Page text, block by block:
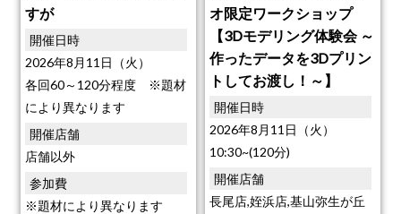
すが
開催日時
2026年8月11日（火）
各回60～120分程度 ※題材
により異なります
開催店舗
店舗以外
参加費
※題材により異なります
オ限定ワークショップ
【3Dモデリング体験会 ～
作ったデータを3Dプリン
トしてお渡し！～】
開催日時
2026年8月11日（火）
10:30~(120分)
開催店舗
長尾店,姪浜店,基山弥生が丘